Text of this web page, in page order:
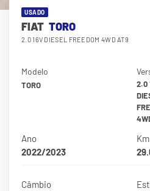
USADO
FIAT TORO
2.0 16V DIESEL FREEDOM 4WD AT9
Modelo
TORO
2.0
Ano
2022/2023
Km
Câmbio